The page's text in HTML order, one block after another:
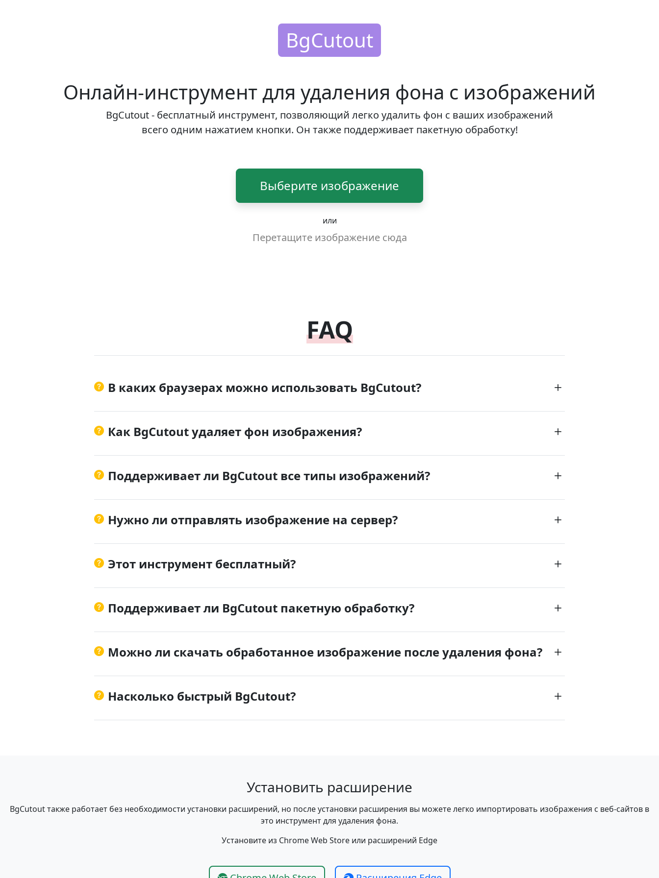
BgCutout
Онлайн-инструмент для удаления фона с изображений
BgCutout - бесплатный инструмент, позволяющий легко удалить фон с ваших изображений
всего одним нажатием кнопки. Он также поддерживает пакетную обработку!
Выберите изображение
или
Перетащите изображение сюда
Конвертировать
FAQ
В каких браузерах можно использовать BgCutout?
Как BgCutout удаляет фон изображения?
Поддерживает ли BgCutout все типы изображений?
Нужно ли отправлять изображение на сервер?
Этот инструмент бесплатный?
Поддерживает ли BgCutout пакетную обработку?
Можно ли скачать обработанное изображение после удаления фона?
Насколько быстрый BgCutout?
Установить расширение
BgCutout также работает без необходимости установки расширений, но после установки расширения вы можете легко импортировать изображения с веб-сайтов в
это инструмент для удаления фона.
Установите из Chrome Web Store или расширений Edge